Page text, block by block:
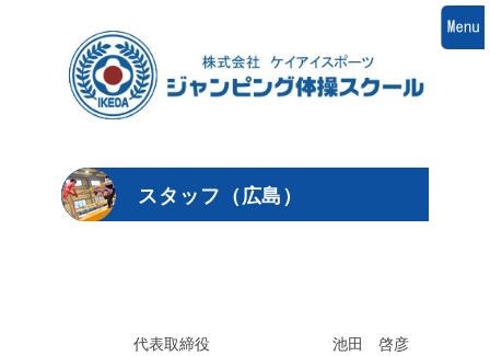
スタッフ（広島）
代表取締役 池田 啓彦